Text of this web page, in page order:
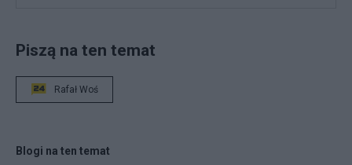
Piszą na ten temat
Rafał Woś
Blogi na ten temat